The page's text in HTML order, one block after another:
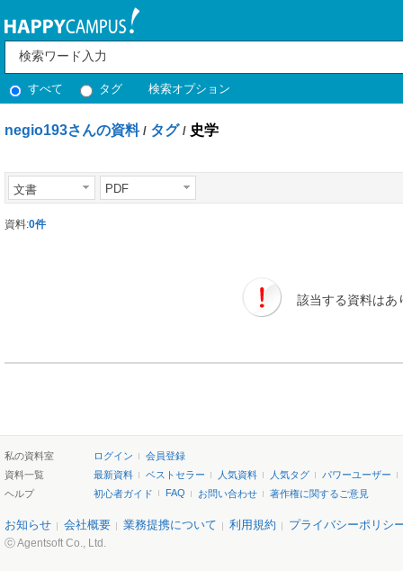
すべて タグ 検索オプション
negio193さんの資料 / タグ / 史学
文書 PDF
資料:0件
該当する資料はあ
私の資料室 ログイン
会員登録
資料一覧
最新資料 ベストセラー 人気資料 人気タグ
パワーユーザー
ヘルプ
初心者ガイド FAQ お問い合わせ 著作権に関するご意見
お知らせ 会社概要 業務提携について 利用規約 プライバシーポリシ
ⓒ Agentsoft Co., Ltd.